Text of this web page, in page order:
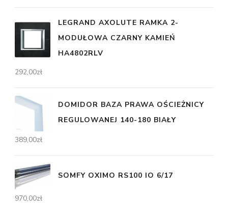
LEGRAND AXOLUTE RAMKA 2-
MODUŁOWA CZARNY KAMIEŃ
HA4802RLV
292,00zł
DOMIDOR BAZA PRAWA OŚCIEŻNICY
REGULOWANEJ 140-180 BIAŁY
389,00zł
SOMFY OXIMO RS100 IO 6/17
970,00zł